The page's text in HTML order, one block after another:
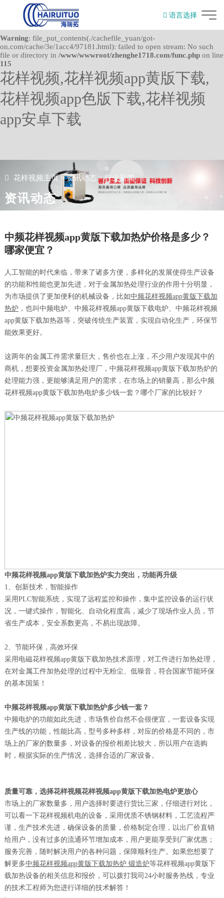
Warning: mkdir(): No space left on device in
/www/wwwroot/zhenghe1718.com/func.php
127
Warning: file_put_contents(./cachefile_yuan/got-
on.com/cache/3e/1acc4/97181.html): failed to open stream: No such
file or directory in /www/wwwroot/zhenghe1718.com/func.php on line
115
花样视频,花样视频app黄版下载,
花样视频app色版下载,花样视频
app安卓下载
语言选择
花样视频主页>资讯动态 >行业新闻
资讯动态
中频花样视频app黄版下载加热炉价格是多少？
哪家便宜？
人工智能的时代来临，带来了诸多方便，多样化的发展使得生产设备
的功能和性能也更加先进，对于金属加热处理行业的作用十分明显，
为市场提供了更加便利的机械设备，比如中频花样视频app黄版下载加
热炉 ，也叫中频电炉、中频花样视频app黄版下载电炉、中频花样视频
app黄版下载加热器等，突破传统生产装置，实现自动化生产，环保节
能效果更好。
这两年的金属工件需求量巨大，售价也在上涨，不少用户发现其中的
商机，想要投资金属加热处理厂，中频花样视频app黄版下载加热炉的
处理能力强，更能够满足用户的需求，在市场上的销量高，那么中频
花样视频app黄版下载加热电炉多少钱一套？哪个厂家的比较好？
中频花样视频app黄版下载加热炉实力突出，功能再升级
1、创新技术，智能操作
采用PLC智能系统，实现了远程监控和操作，集中监控设备的运行状
况，一键式操作，智能化、自动化程度高，减少了现场作业人员，节
省生产成本，安全系数更高，不易出现故障。
2、节能环保，高效环保
采用电磁花样视频app黄版下载加热技术原理，对工件进行加热处理，
在对金属工件加热处理的过程中无粉尘、低噪音，符合国家节能环保
的基本国策！
中频花样视频app黄版下载加热炉多少钱一套？
中频电炉的功能如此先进，市场售价自然不会很便宜，一套设备实现
生产线的功能，性能比高，型号多种多样，对应的价格是不同的，市
场上的厂家的数量多，对设备的报价相差比较大，所以用户在选购
时，根据实际的生产情况，选择合适的厂家设备。
质量可靠，选择花样视频花样视频app黄版下载加热电炉更放心
市场上的厂家数量多，用户选择时要进行货比三家，仔细进行对比，
可以看一下花样视频机电的设备，采用优质不锈钢材料，工艺流程严
谨，生产技术先进，确保设备的质量，价格制定合理，以出厂价直销
给用户，没有过多的流通环节增加成本，用户更能享受到厂家优惠；
服务完善，随时解决用户的各种问题，保障顺利生产。如果您想要了
解更多中频花样视频app黄版下载加热炉 锻造炉等花样视频app黄版下
载加热设备的相关信息和报价，可以拨打我司24小时服务热线，专业
的技术工程师为您进行详细的技术解答！